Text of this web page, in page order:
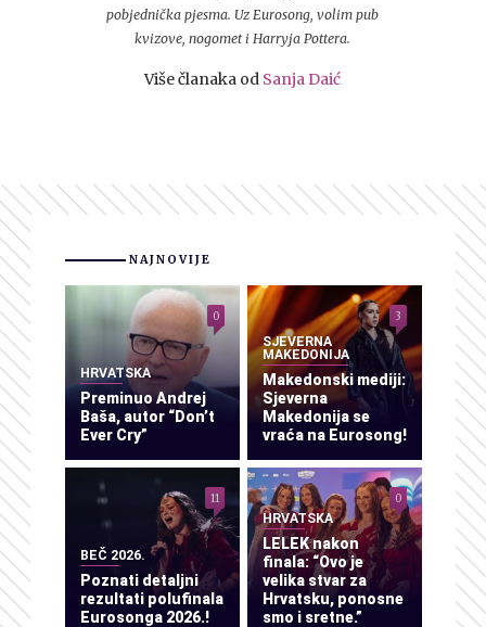
pobjednička pjesma. Uz Eurosong, volim pub
kvizove, nogomet i Harryja Pottera.
Više članaka od Sanja Daić
NAJNOVIJE
HRVATSKA
Preminuo Andrej
Baša, autor “Don’t
Ever Cry”
0
SJEVERNA
MAKEDONIJA
Makedonski mediji:
Sjeverna
Makedonija se
vraća na Eurosong!
3
BEČ 2026.
Poznati detaljni
rezultati polufinala
Eurosonga 2026.!
11
HRVATSKA
LELEK nakon
finala: “Ovo je
velika stvar za
Hrvatsku, ponosne
smo i sretne.”
0